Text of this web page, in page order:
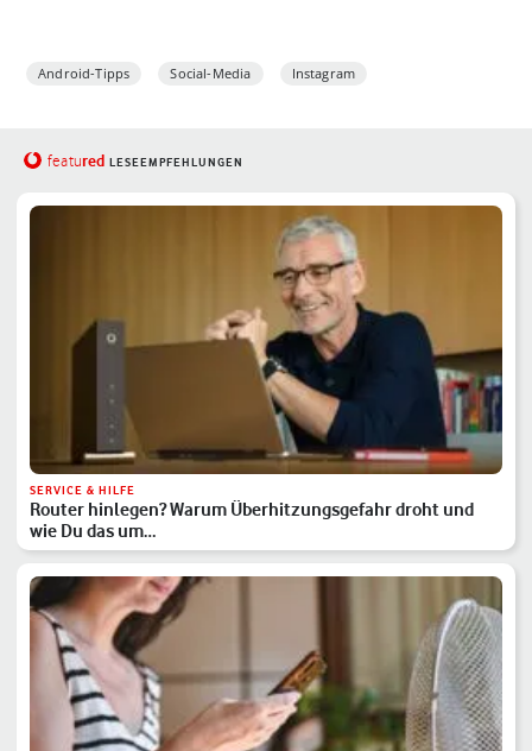
Android-Tipps Social-Media Instagram
featured LESEEMPFEHLUNGEN
SERVICE & HILFE
Router hinlegen? Warum Überhitzungsgefahr droht und
wie Du das um…